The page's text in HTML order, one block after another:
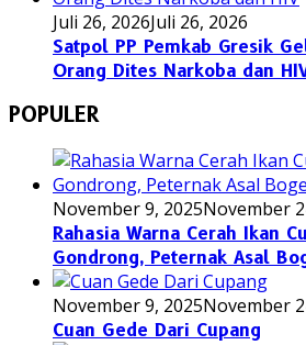
Juli 26, 2026Juli 26, 2026
Satpol PP Pemkab Gresik
Orang Dites Narkoba dan
POPULER
November 9, 2025November
Rahasia Warna Cerah Ikan
Gondrong, Peternak Asal
November 9, 2025November
Cuan Gede Dari Cupang